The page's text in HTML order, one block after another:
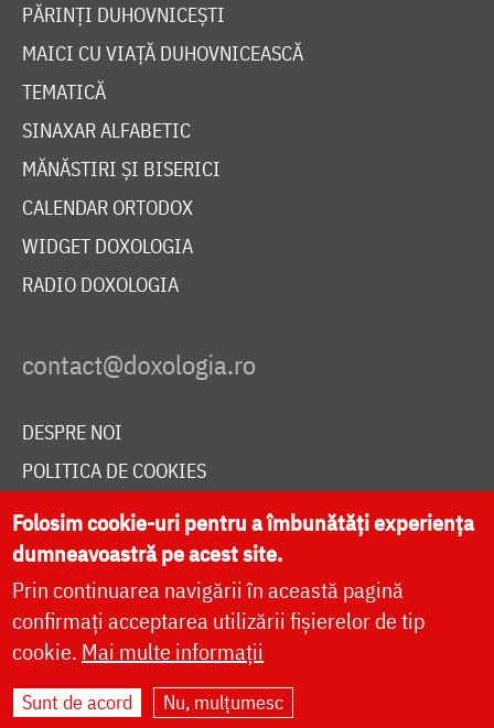
PĂRINȚI DUHOVNICEȘTI
MAICI CU VIAȚĂ DUHOVNICEASCĂ
TEMATICĂ
SINAXAR ALFABETIC
MĂNĂSTIRI ȘI BISERICI
CALENDAR ORTODOX
WIDGET DOXOLOGIA
RADIO DOXOLOGIA
DESPRE NOI
POLITICA DE COOKIES
DONEAZĂ ONLINE PENTRU CATEDRALA NAȚIONALĂ
LIVE
Site dezvoltat deDOXOLOGIA MEDIA
Folosim cookie-uri pentru a îmbunătăți experiența
dumneavoastră pe acest site.
Prin continuarea navigării în această pagină
confirmați acceptarea utilizării fișierelor de tip
cookie. Mai multe informații
Sunt de acord Nu, mulțumesc